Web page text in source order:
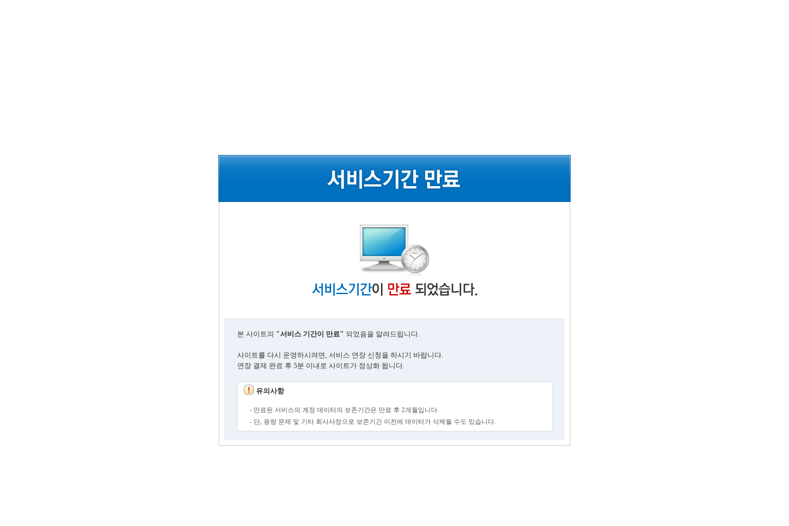
본 사이트의 "서비스 기간이 만료" 되었음을 알려드립니다.
사이트를 다시 운영하시려면, 서비스 연장 신청을 하시기 바랍니다.
연장 결제 완료 후 5분 이내로 사이트가 정상화 됩니다.
유의사항
- 만료된 서비스의 계정 데이터의 보존기간은 만료 후 2개월입니다.
- 단, 용량 문제 및 기타 회사사정으로 보존기간 이전에 데이터가 삭제될 수도 있습니다.